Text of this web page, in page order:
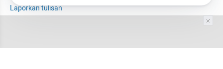
Laporkan tulisan